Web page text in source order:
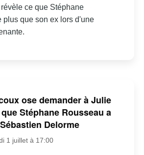
ce que Stéphane
plus que son ex lors d'une
ose demander à Julie
Stéphane Rousseau a
Delorme
1 juillet à 17:00